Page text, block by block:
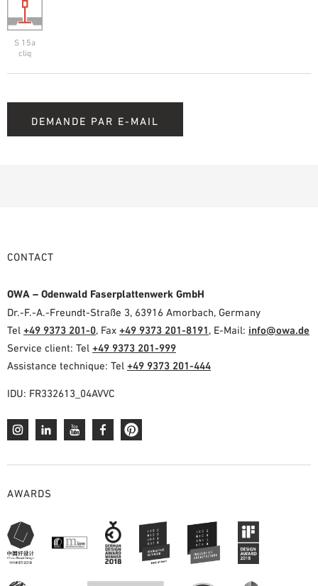
S 15a
cliq
DEMANDE PAR E-MAIL
CONTACT
OWA – Odenwald Faserplattenwerk GmbH
Dr.-F.-A.-Freundt-Straße 3, 63916 Amorbach, Germany
Tel +49 9373 201-0, Fax +49 9373 201-8191, E-Mail: info@owa.de
Service client: Tel +49 9373 201-999
Assistance technique: Tel +49 9373 201-444
IDU: FR332613_04AVVC
AWARDS